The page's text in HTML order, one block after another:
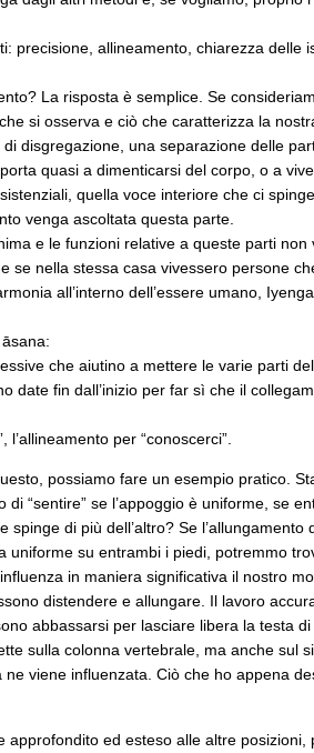
precisione, allineamento, chiarezza delle
La risposta è semplice. Se
si osserva e ciò che caratterizza la
disgregazione, una separazione delle
quasi a dimenticarsi del corpo, o a
quella voce interiore che ci
venga ascoltata questa parte.
e le funzioni relative a queste parti
se nella stessa casa vivessero persone
all’interno dell’essere umano,
che aiutino a mettere le varie parti
date fin dall’inizio per far sì che il
per “conoscerci”.
possiamo fare un esempio pratico.
“sentire” se l’appoggio è uniforme, se
di più dell’altro? Se
uniforme su entrambi i piedi, potremmo
in maniera significativa il nostro
distendere e allungare. Il lavoro
abbassarsi per lasciare libera la testa
sulla colonna vertebrale, ma anche sul
viene influenzata. Ciò che ho appena
ed esteso alle altre